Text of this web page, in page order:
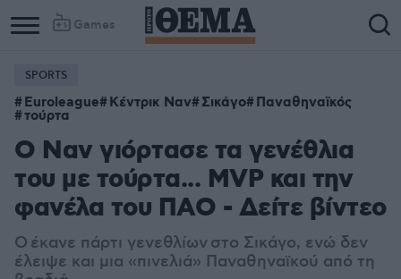
Games
SPORTS
Euroleague Κέντρικ Ναν Σικάγο Παναθηναϊκός
τούρτα
Ο Ναν γιόρτασε τα γενέθλια
του με τούρτα... MVP και την
φανέλα του ΠΑΟ - Δείτε βίντεο
Ο έκανε πάρτι γενεθλίων στο Σικάγο, ενώ δεν
έλειψε και μια «πινελιά» Παναθηναϊκού από τη